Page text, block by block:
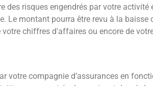
des risques engendrés par votre activité
Le montant pourra être revu à la baisse
chiffres d'affaires ou encore de
votre compagnie d’assurances en